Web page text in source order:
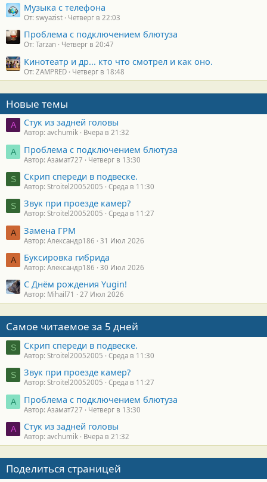
Музыка с телефона
От: swyazist Четверг в 22:03
Проблема с подключением блютуза
От: Tarzan Четверг в 20:47
Кинотеатр и др... кто что смотрел и как оно.
От: ZAMPRED Четверг в 18:48
Новые темы
A Стук из задней головы
Автор: avchumik Вчера в 21:32
А Проблема с подключением блютуза
Автор: Азамат727 Четверг в 13:30
S Скрип спереди в подвеске.
Автор: Stroitel20052005 Среда в 11:30
S Звук при проезде камер?
Автор: Stroitel20052005 Среда в 11:27
А Замена ГРМ
Автор: Александр186 31 Июл 2026
А Буксировка гибрида
Автор: Александр186 30 Июл 2026
С Днём рождения Yugin!
Автор: Mihail71 27 Июл 2026
Самое читаемое за 5 дней
S Скрип спереди в подвеске.
Автор: Stroitel20052005 Среда в 11:30
S Звук при проезде камер?
Автор: Stroitel20052005 Среда в 11:27
А Проблема с подключением блютуза
Автор: Азамат727 Четверг в 13:30
A Стук из задней головы
Автор: avchumik Вчера в 21:32
Поделиться страницей